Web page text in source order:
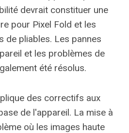
devrait constituer une
pour Pixel Fold et les
de pliables. Les pannes
et les problèmes de
été résolus.
des correctifs aux
de l'appareil. La mise à
où les images haute